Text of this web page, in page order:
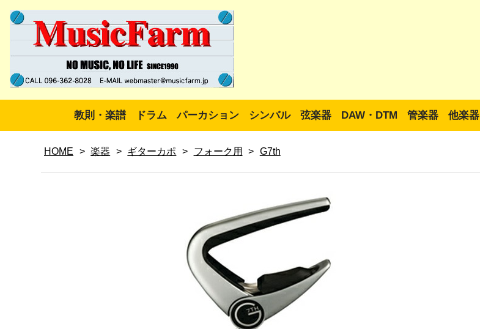
教則・楽譜 ドラム パーカション シンバル 弦楽器 DAW・DTM 管楽器 他楽器
HOME > 楽器 > ギターカポ > フォーク用 > G7th